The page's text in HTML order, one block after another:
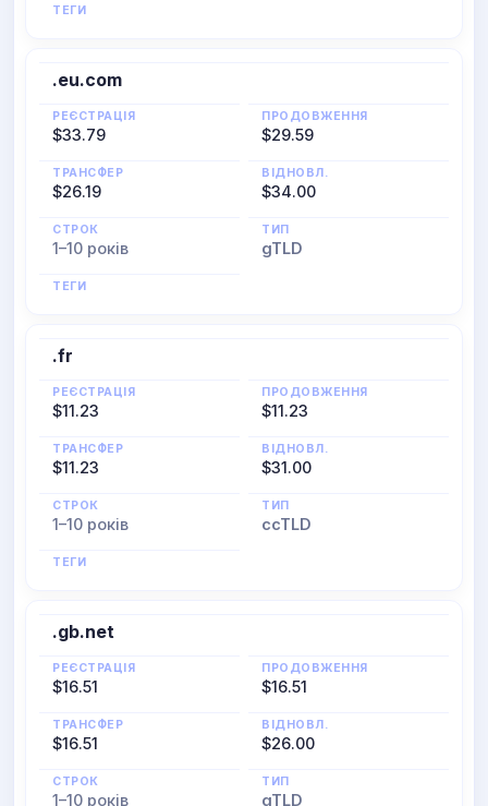
ТЕГИ
.eu.com
РЕЄСТРАЦІЯ
$33.79
ПРОДОВЖЕННЯ
$29.59
ТРАНСФЕР
$26.19
ВІДНОВЛ.
$34.00
СТРОК
1–10 років
ТИП
gTLD
ТЕГИ
.fr
РЕЄСТРАЦІЯ
$11.23
ПРОДОВЖЕННЯ
$11.23
ТРАНСФЕР
$11.23
ВІДНОВЛ.
$31.00
СТРОК
1–10 років
ТИП
ccTLD
ТЕГИ
.gb.net
РЕЄСТРАЦІЯ
$16.51
ПРОДОВЖЕННЯ
$16.51
ТРАНСФЕР
$16.51
ВІДНОВЛ.
$26.00
СТРОК
1–10 років
ТИП
gTLD